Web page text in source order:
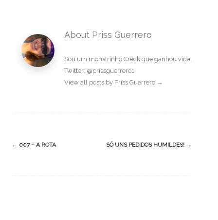
About Priss Guerrero
Sou um monstrinho Creck que ganhou vida.
Twitter: @prissguerrero1
View all posts by Priss Guerrero →
Post
← 007 – A ROTA SÓ UNS PEDIDOS HUMILDES! →